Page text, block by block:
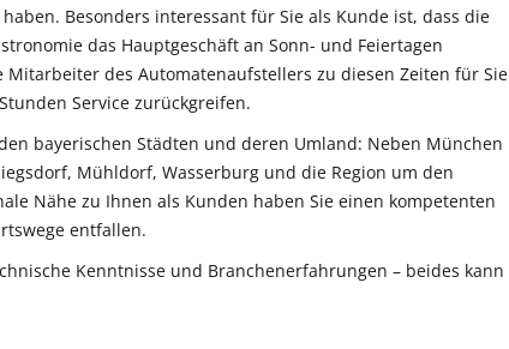
Besonders interessant für Sie als Kunde ist, dass die
das Hauptgeschäft an Sonn- und Feiertagen
des Automatenaufstellers zu diesen Zeiten für Sie
Service zurückgreifen.
bayerischen Städten und deren Umland: Neben München
Mühldorf, Wasserburg und die Region um den
Nähe zu Ihnen als Kunden haben Sie einen kompetenten
entfallen.
Kenntnisse und Branchenerfahrungen – beides kann